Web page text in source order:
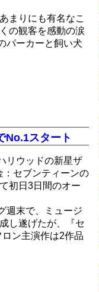
まりにも有名なこ
の観客を感動の涙
パーカーと飼い犬
No.1スタート
リウッドの新星ザ
：セブンティーンの
初日3日間のオー
週末で、ミュージ
し遂げたが、『セ
ン主演作は2作品